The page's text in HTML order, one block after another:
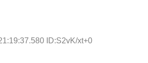
ID:S2vK/xt+0